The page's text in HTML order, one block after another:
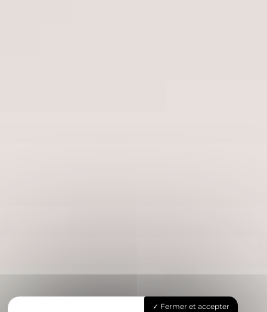
Fermer et accepter